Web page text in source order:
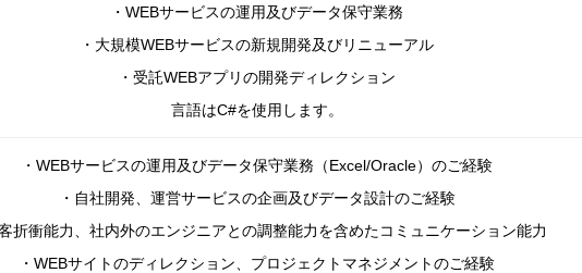
・WEBサービスの運用及びデータ保守業務
・大規模WEBサービスの新規開発及びリニューアル
・受託WEBアプリの開発ディレクション
言語はC#を使用します。
・WEBサービスの運用及びデータ保守業務（Excel/Oracle）のご経験
・自社開発、運営サービスの企画及びデータ設計のご経験
客折衝能力、社内外のエンジニアとの調整能力を含めたコミュニケーション能力
・WEBサイトのディレクション、プロジェクトマネジメントのご経験